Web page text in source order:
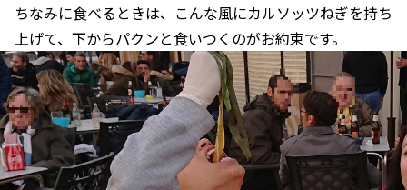
ちなみに食べるときは、こんな風にカルソッツねぎを持ち
上げて、下からパクンと食いつくのがお約束です。